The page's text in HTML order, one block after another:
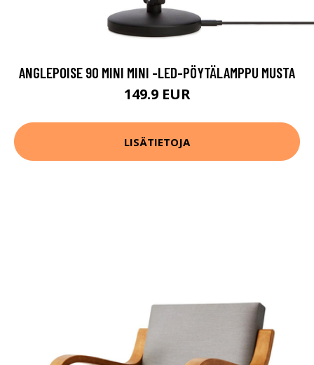
ANGLEPOISE 90 MINI MINI -LED-PÖYTÄLAMPPU MUSTA
149.9 EUR
LISÄTIETOJA